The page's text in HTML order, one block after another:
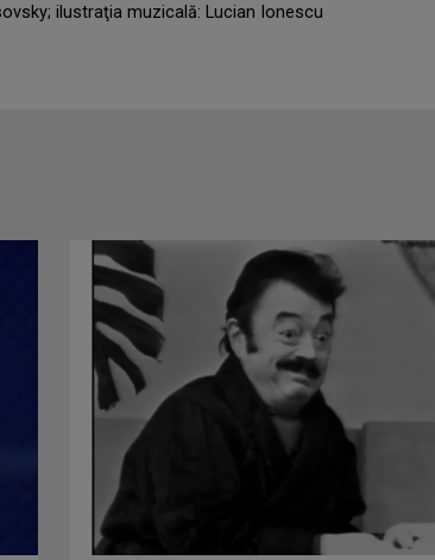
ilustraţia muzicală: Lucian Ionescu